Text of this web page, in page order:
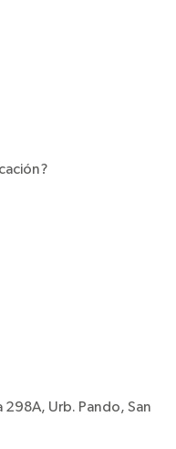
298A, Urb. Pando, San